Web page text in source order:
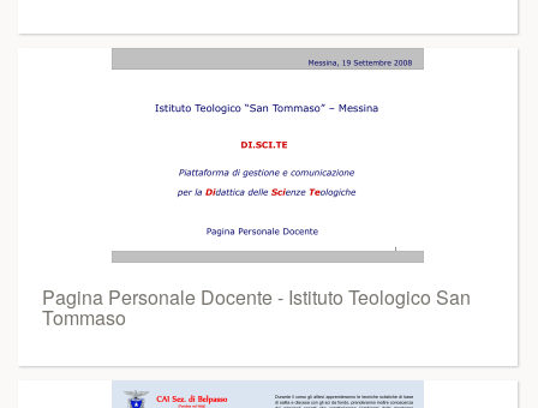
Pagina Personale Docente - Istituto Teologico San
Tommaso